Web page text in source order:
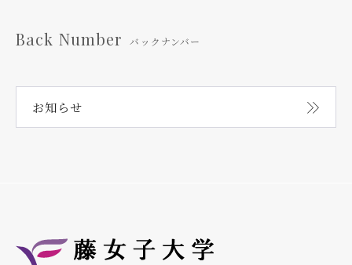
Back Number バックナンバー
お知らせ